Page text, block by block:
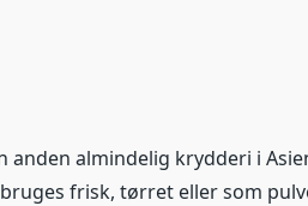
anden almindelig krydderi i
frisk, tørret eller som